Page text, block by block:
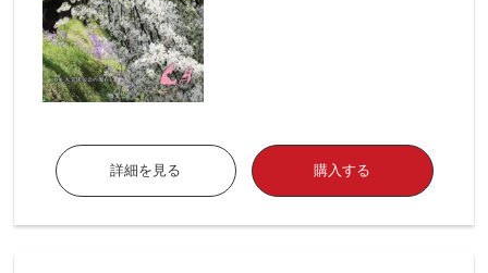
詳細を見る 購入する